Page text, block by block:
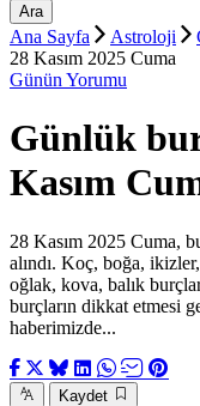
Ara
Ana Sayfa Astroloji
28 Kasım 2025 Cuma
Günün Yorumu
Günlük
Kasım
28 Kasım 2025 Cuma,
alındı. Koç, boğa,
oğlak, kova, balık
burçların dikkat etmesi
haberimizde...
Kaydet